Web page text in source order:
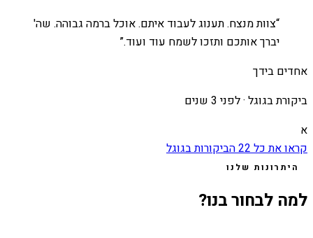
“צוות מנצח. תענוג לעבוד איתם. אוכל ברמה גבוהה. שה'
יברך אותכם ותזכו לשמח עוד ועוד.”
אחדים בידך
ביקורת בגוגל ·לפני 3 שנים
א
קראו את כל22הביקורות בגוגל
היתרונות שלנו
למה לבחור בנו?